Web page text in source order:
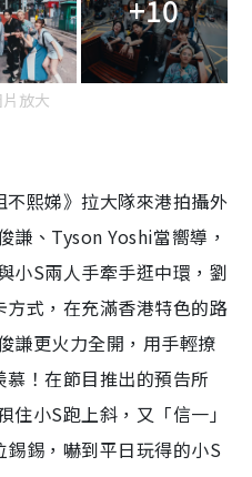
+10
放大
熙娣》拉大隊來港拍攝外
謙、Tyson Yoshi當嚮導，
小S兩人手牽手逛中環，劉
式，在充滿香港特色的路
謙更火力全開，用手輕撩
！在節目推出的預告所
小S跑上斜，又「信一」
錫，嚇到平日玩得的小S